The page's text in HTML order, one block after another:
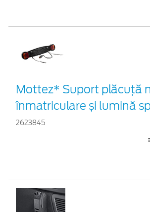
Mottez* Suport plăcuță
înmatriculare și lumină
2623845